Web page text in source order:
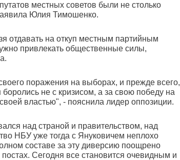
местных советов были не столько
Юлия Тимошенко.
отдавать на откуп местным партийным
привлекать общественные силы,
поражения на выборах, и прежде всего,
не с кризисом, а за свою победу на
властью", - пояснила лидер оппозиции.
над страной и правительством, над
НБУ уже тогда с Януковичем неплохо
составе за эту диверсию поощрено
Сегодня все становится очевидным и